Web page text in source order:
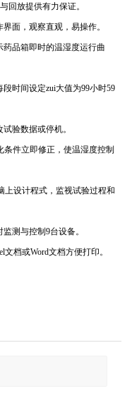
回放提供有力保证。
面，观察直观，易操作。
品箱即时的温湿度运行曲
段时间设定zui大值为99小时59
验数据或停机。
条件立即修正，使温湿度控制
上设计程式，监视试验过程和
监测与控制9台设备。
文档或Word文档方便打印。